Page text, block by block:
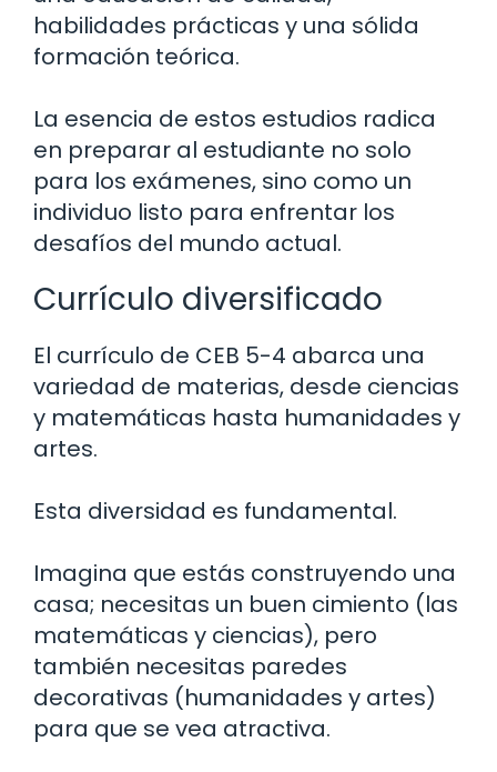
habilidades prácticas y una sólida
formación teórica.
La esencia de estos estudios radica
en preparar al estudiante no solo
para los exámenes, sino como un
individuo listo para enfrentar los
desafíos del mundo actual.
Currículo diversificado
El currículo de CEB 5-4 abarca una
variedad de materias, desde ciencias
y matemáticas hasta humanidades y
artes.
Esta diversidad es fundamental.
Imagina que estás construyendo una
casa; necesitas un buen cimiento (las
matemáticas y ciencias), pero
también necesitas paredes
decorativas (humanidades y artes)
para que se vea atractiva.